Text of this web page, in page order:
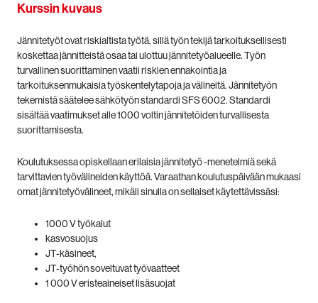
Kurssin kuvaus
Jännitetyöt ovat riskialtista työtä, sillä työn tekijä tarkoituksellisesti
koskettaa jännitteistä osaa tai ulottuu jännitetyöalueelle. Työn
turvallinen suorittaminen vaatii riskien ennakointia ja
tarkoituksenmukaisia työskentelytapoja ja välineitä. Jännitetyön
tekemistä säätelee sähkötyön standardi SFS 6002. Standardi
sisältää vaatimukset alle 1000 voltin jännitetöiden turvallisesta
suorittamisesta.
Koulutuksessa opiskellaan erilaisia jännitetyö -menetelmiä sekä
tarvittavien työvälineiden käyttöä. Varaathan koulutuspäivään mukaasi
omat jännitetyövälineet, mikäli sinulla on sellaiset käytettävissäsi:
1000 V työkalut
kasvosuojus
JT-käsineet,
JT-työhön soveltuvat työvaatteet
1 000 V eristeaineiset lisäsuojat